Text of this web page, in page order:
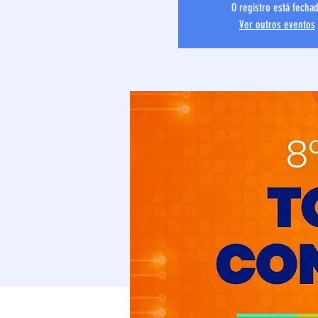
O registro está
Ver outros eventos